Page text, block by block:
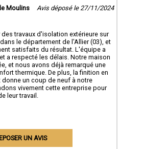
Moulins Avis déposé le 27/11/2024
travaux d'isolation extérieure sur
le département de l'Allier (03), et
satisfaits du résultat. L'équipe a
a respecté les délais. Notre maison
et nous avons déjà remarqué une
thermique. De plus, la finition en
un coup de neuf à notre
vivement cette entreprise pour
leur travail.
UN AVIS